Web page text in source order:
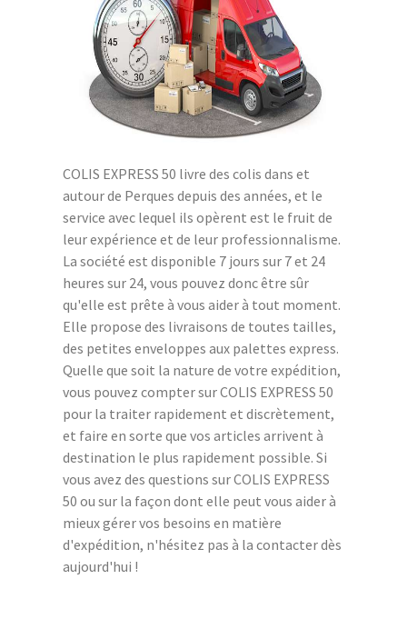
COLIS EXPRESS 50 livre des colis dans et
autour de Perques depuis des années, et le
service avec lequel ils opèrent est le fruit de
leur expérience et de leur professionnalisme.
La société est disponible 7 jours sur 7 et 24
heures sur 24, vous pouvez donc être sûr
qu'elle est prête à vous aider à tout moment.
Elle propose des livraisons de toutes tailles,
des petites enveloppes aux palettes express.
Quelle que soit la nature de votre expédition,
vous pouvez compter sur COLIS EXPRESS 50
pour la traiter rapidement et discrètement,
et faire en sorte que vos articles arrivent à
destination le plus rapidement possible. Si
vous avez des questions sur COLIS EXPRESS
50 ou sur la façon dont elle peut vous aider à
mieux gérer vos besoins en matière
d'expédition, n'hésitez pas à la contacter dès
aujourd'hui !